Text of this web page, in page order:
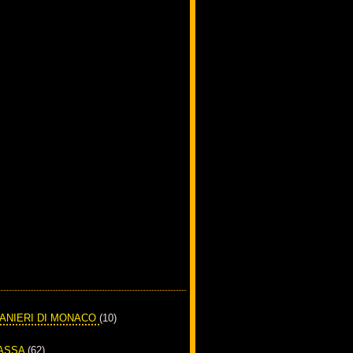
DI MONACO (10)
(62)